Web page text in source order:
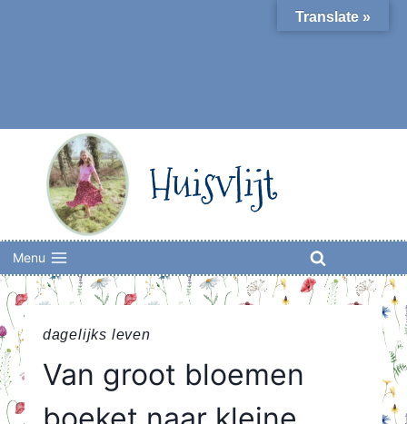
Huisvlijt
Menu
dagelijks leven
Van groot bloemen
Translate »